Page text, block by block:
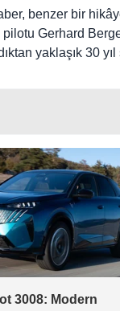
benzer bir
Gerhard
yaklaşık 30
3008: Modern